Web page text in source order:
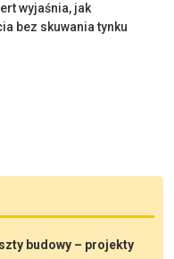
wyjaśnia, jak
bez skuwania tynku
budowy – projekty